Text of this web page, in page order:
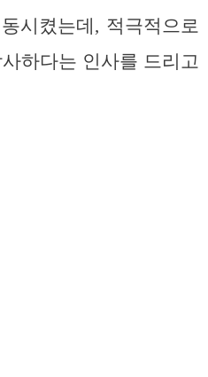
시켰는데, 적극적으로
하다는 인사를 드리고